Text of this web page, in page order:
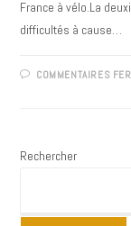
France à vélo.La
difficultés à cause…
COMMENTAIRES
Rechercher